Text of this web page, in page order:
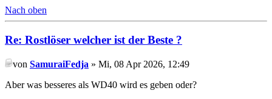
Nach oben
Re: Rostlöser welcher ist der Beste ?
von SamuraiFedja » Mi, 08 Apr 2026, 12:49
Aber was besseres als WD40 wird es geben oder?